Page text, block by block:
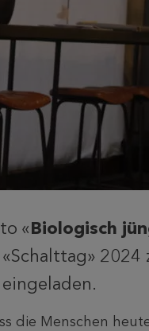
«Biologisch
2024
die Menschen